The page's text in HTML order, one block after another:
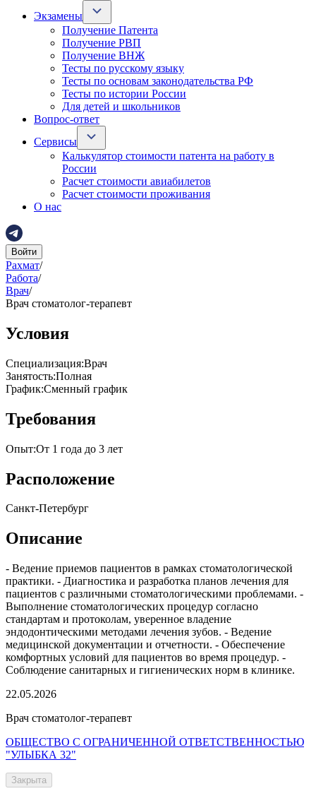
Экзамены
Получение Патента
Получение РВП
Получение ВНЖ
Тесты по русскому языку
Тесты по основам законодательства РФ
Тесты по истории России
Для детей и школьников
Вопрос-ответ
Сервисы
Калькулятор стоимости патента на работу в
России
Расчет стоимости авиабилетов
Расчет стоимости проживания
О нас
Войти
Рахмат/
Работа/
Врач/
Врач стоматолог-терапевт
Условия
Специализация:Врач
Занятость:Полная
График:Сменный график
Требования
Опыт:От 1 года до 3 лет
Расположение
Санкт-Петербург
Описание
- Ведение приемов пациентов в рамках стоматологической
практики. - Диагностика и разработка планов лечения для
пациентов с различными стоматологическими проблемами. -
Выполнение стоматологических процедур согласно
стандартам и протоколам, уверенное владение
эндодонтическими методами лечения зубов. - Ведение
медицинской документации и отчетности. - Обеспечение
комфортных условий для пациентов во время процедур. -
Соблюдение санитарных и гигиенических норм в клинике.
22.05.2026
Врач стоматолог-терапевт
ОБЩЕСТВО С ОГРАНИЧЕННОЙ ОТВЕТСТВЕННОСТЬЮ
"УЛЫБКА 32"
Закрыта